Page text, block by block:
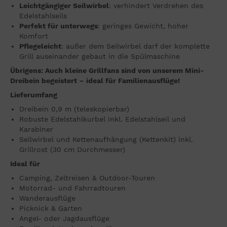
Leichtgängiger Seilwirbel: verhindert Verdrehen des
Edelstahlseils
Perfekt für unterwegs: geringes Gewicht, hoher
Komfort
Pflegeleicht: außer dem Seilwirbel darf der komplette
Grill auseinander gebaut in die Spülmaschine
Übrigens: Auch kleine Grillfans sind von unserem Mini-
Dreibein begeistert – ideal für Familienausflüge!
Lieferumfang
Dreibein 0,9 m (teleskopierbar)
Robuste Edelstahlkurbel inkl. Edelstahlseil und
Karabiner
Seilwirbel und Kettenaufhängung (Kettenkit) inkl.
Grillrost (30 cm Durchmesser)
Ideal für
Camping, Zeltreisen & Outdoor-Touren
Motorrad- und Fahrradtouren
Wanderausflüge
Picknick & Garten
Angel- oder Jagdausflüge